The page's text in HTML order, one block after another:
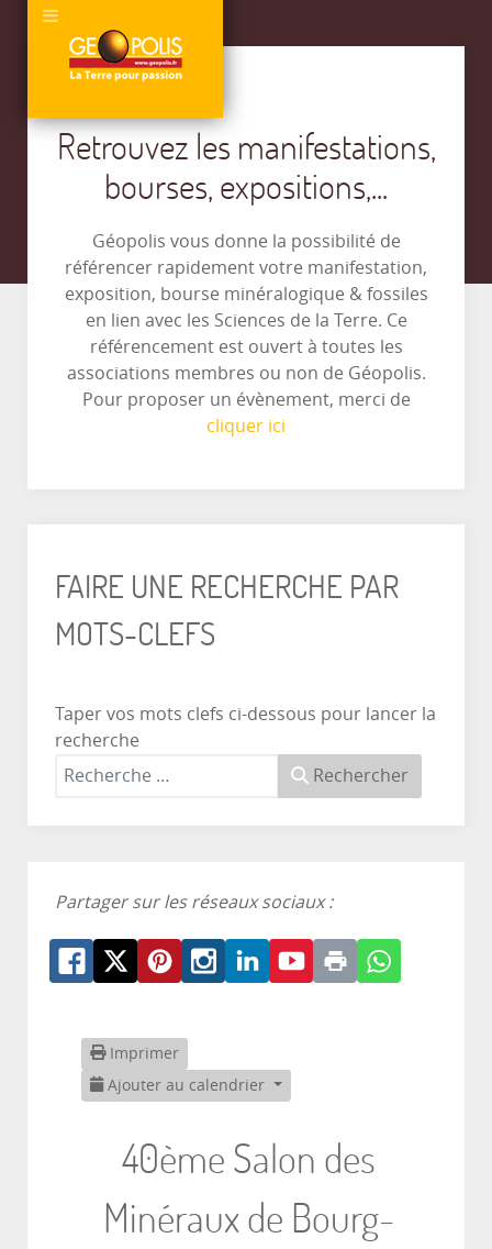
Retrouvez les manifestations,
bourses, expositions,...
Géopolis vous donne la possibilité de
référencer rapidement votre manifestation,
exposition, bourse minéralogique & fossiles
en lien avec les Sciences de la Terre. Ce
référencement est ouvert à toutes les
associations membres ou non de Géopolis.
Pour proposer un évènement, merci de
cliquer ici
FAIRE UNE RECHERCHE PAR
MOTS-CLEFS
Taper vos mots clefs ci-dessous pour lancer la
recherche
Rechercher
Partager sur les réseaux sociaux :
Imprimer
Ajouter au calendrier
40ème Salon des
Minéraux de Bourg-